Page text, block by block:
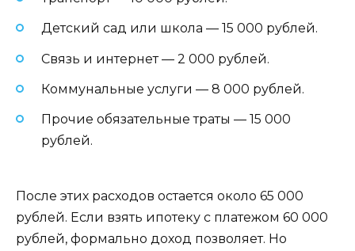
Детский сад или школа — 15 000 рублей.
Связь и интернет — 2 000 рублей.
Коммунальные услуги — 8 000 рублей.
Прочие обязательные траты — 15 000
рублей.
После этих расходов остается около 65 000
рублей. Если взять ипотеку с платежом 60 000
рублей, формально доход позволяет. Но